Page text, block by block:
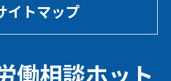
イトマップ